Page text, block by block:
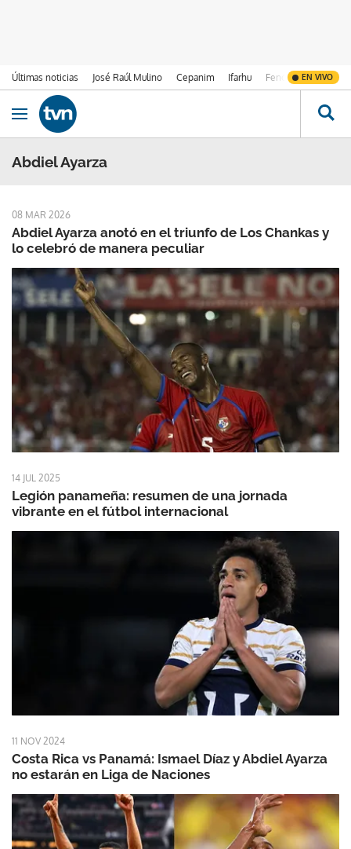
Últimas noticias José Raúl Mulino Cepanim Ifarhu Fenómeno de El
EN VIVO
Ir al contenido
Obrir navegació
Abdiel Ayarza
08 MAR 2026
Abdiel Ayarza anotó en el triunfo de Los Chankas y
lo celebró de manera peculiar
14 JUL 2025
Legión panameña: resumen de una jornada
vibrante en el fútbol internacional
11 NOV 2024
Costa Rica vs Panamá: Ismael Díaz y Abdiel Ayarza
no estarán en Liga de Naciones